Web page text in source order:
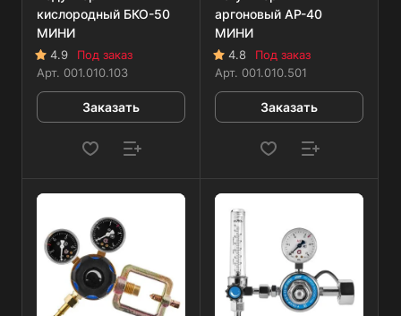
кислородный БКО-50
МИНИ
4.9
Под заказ
Арт. 001.010.103
Заказать
аргоновый АР-40
МИНИ
4.8
Под заказ
Арт. 001.010.501
Заказать